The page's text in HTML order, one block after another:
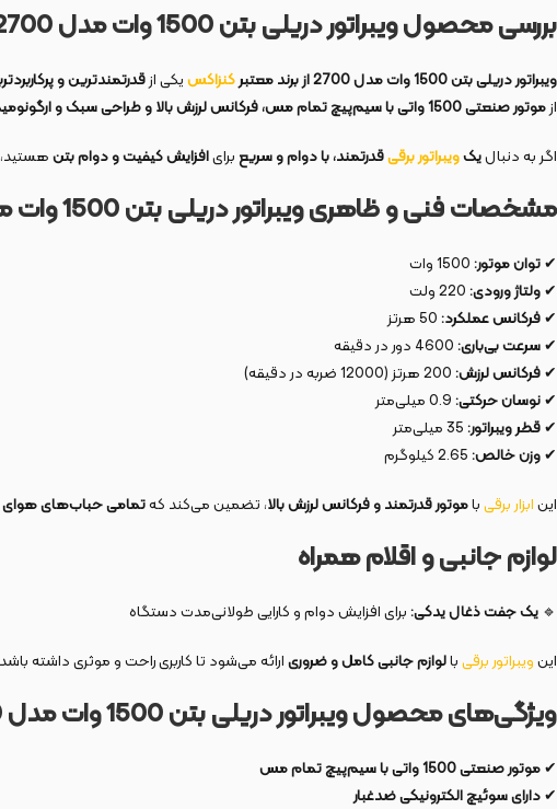
بررسی محصول ویبراتور دریلی بتن 1500 وات مدل 2700
ویبراتور دریلی بتن 1500 وات مدل 2700 از برند معتبر کنزاکسیکی ازقدرتمندترین و
ازموتور صنعتی 1500 واتی با سیم‌پیچ تمام مس، فرکانس لرزش بالا و طراحی سبک و ارگونومیک
اگر به دنبالیکویبراتور برقیقدرتمند، با دوام و سریع برایافزایش کیفیت و دوام بتن
مشخصات فنی و ظاهری ویبراتور دریلی بتن 1500 وات مدل 2700
✔توان موتور:
✔ولتاژ ورودی:
✔فرکانس عملکرد:
✔سرعت بی‌باری:
✔فرکانس لرزش:
✔نوسان حرکتی:
✔قطر ویبراتور:
✔وزن خالص:
اینابزار برقیباموتور قدرتمند و فرکانس لرزش بالا، تضمین می‌کند کهتمامی حباب‌های
لوازم جانبی و اقلام همراه
🔹 یک جفت ذغال یدکی:برای افزایش دوام و کارایی طولانی‌مدت دستگاه
اینویبراتور برقیبالوازم جانبی کامل و ضروریارائه می‌شود تا کاربری راحت و موثری داشته
ویژگی‌های محصول ویبراتور دریلی بتن 1500 وات مدل 2700
✔موتور صنعتی 1500 واتی با سیم‌پیچ تمام مس
✔دارای سوئیچ الکترونیکی ضدغبار